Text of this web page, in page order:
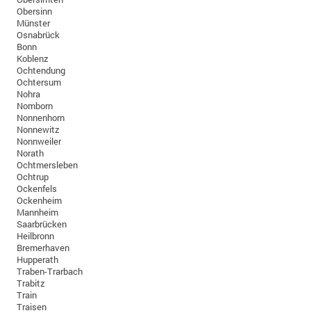
Obersinn
Münster
Osnabrück
Bonn
Koblenz
Ochtendung
Ochtersum
Nohra
Nomborn
Nonnenhorn
Nonnewitz
Nonnweiler
Norath
Ochtmersleben
Ochtrup
Ockenfels
Ockenheim
Mannheim
Saarbrücken
Heilbronn
Bremerhaven
Hupperath
Traben-Trarbach
Trabitz
Train
Traisen